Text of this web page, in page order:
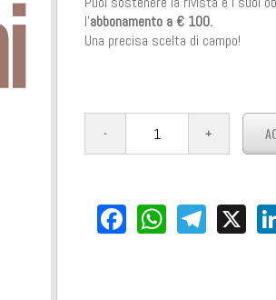
l'abbonamento a € 100.
Una precisa scelta di campo!
Facebook X